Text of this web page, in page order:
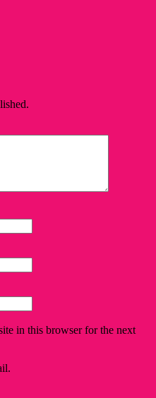
in this browser for the next